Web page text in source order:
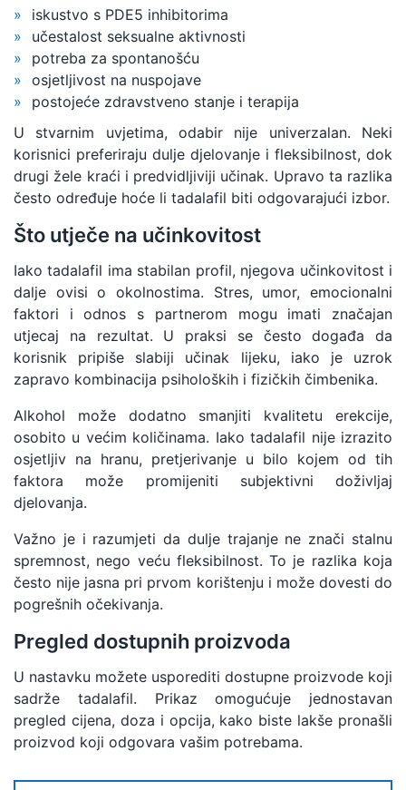
iskustvo s PDE5 inhibitorima
učestalost seksualne aktivnosti
potreba za spontanošću
osjetljivost na nuspojave
postojeće zdravstveno stanje i terapija
U stvarnim uvjetima, odabir nije univerzalan. Neki
korisnici preferiraju dulje djelovanje i fleksibilnost, dok
drugi žele kraći i predvidljiviji učinak. Upravo ta razlika
često određuje hoće li tadalafil biti odgovarajući izbor.
Što utječe na učinkovitost
Iako tadalafil ima stabilan profil, njegova učinkovitost i
dalje ovisi o okolnostima. Stres, umor, emocionalni
faktori i odnos s partnerom mogu imati značajan
utjecaj na rezultat. U praksi se često događa da
korisnik pripiše slabiji učinak lijeku, iako je uzrok
zapravo kombinacija psiholoških i fizičkih čimbenika.
Alkohol može dodatno smanjiti kvalitetu erekcije,
osobito u većim količinama. Iako tadalafil nije izrazito
osjetljiv na hranu, pretjerivanje u bilo kojem od tih
faktora može promijeniti subjektivni doživljaj
djelovanja.
Važno je i razumjeti da dulje trajanje ne znači stalnu
spremnost, nego veću fleksibilnost. To je razlika koja
često nije jasna pri prvom korištenju i može dovesti do
pogrešnih očekivanja.
Pregled dostupnih proizvoda
U nastavku možete usporediti dostupne proizvode koji
sadrže tadalafil. Prikaz omogućuje jednostavan
pregled cijena, doza i opcija, kako biste lakše pronašli
proizvod koji odgovara vašim potrebama.